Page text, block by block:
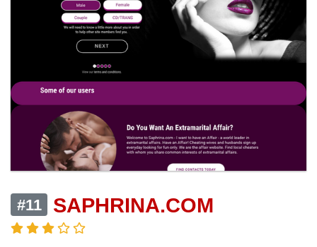
#11 SAPHRINA.COM